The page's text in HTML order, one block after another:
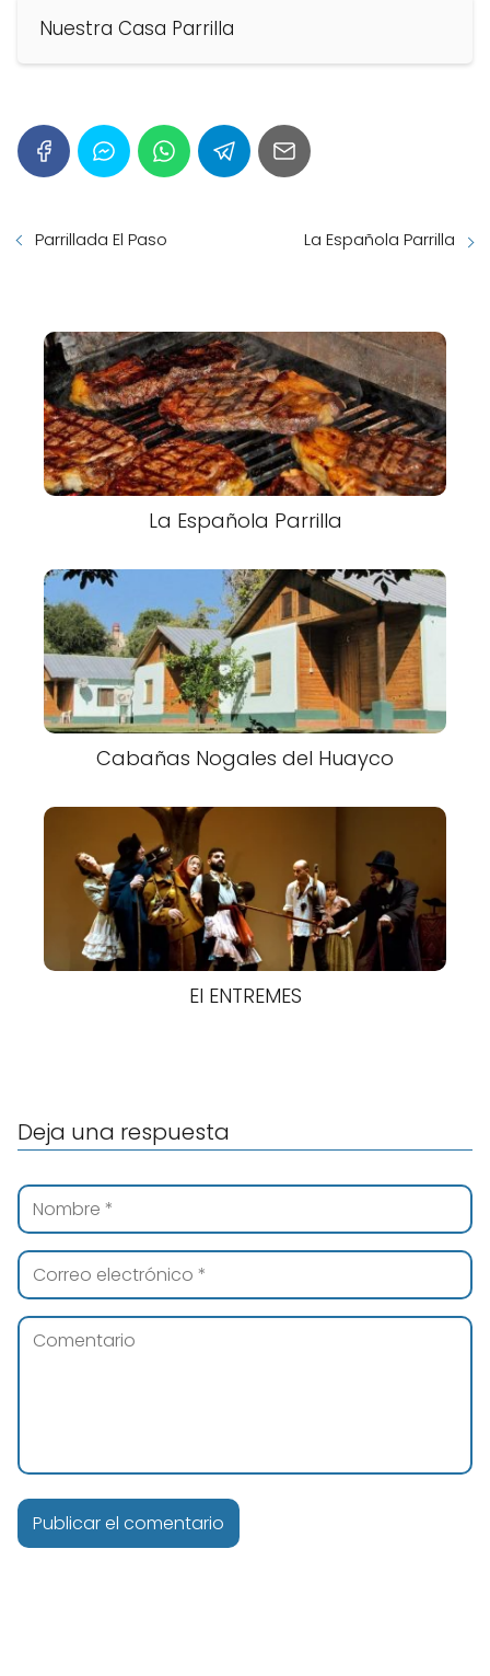
Nuestra Casa Parrilla
Parrillada El Paso La Española Parrilla
La Española Parrilla
Cabañas Nogales del Huayco
El ENTREMES
Deja una respuesta